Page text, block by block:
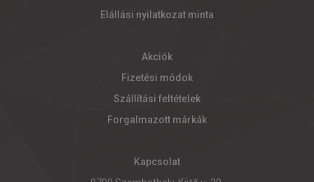
Elállási nyilatkozat minta
Akciók
Fizetési módok
Szállítási feltételek
Forgalmazott márkák
Kapcsolat